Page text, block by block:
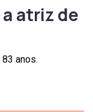
atriz de
anos.